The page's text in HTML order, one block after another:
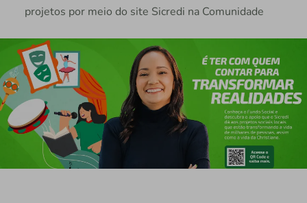
projetos por meio do site Sicredi na Comunidade